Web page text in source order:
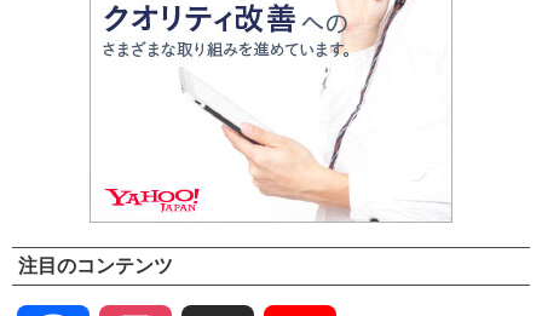
注目のコンテンツ